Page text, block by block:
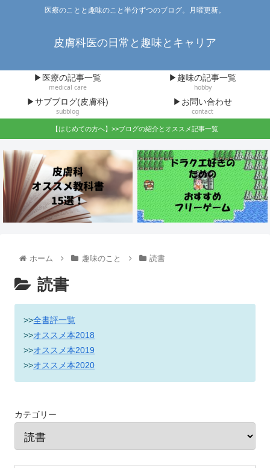
医療のことと趣味のこと半分ずつのブログ。月曜更新。
皮膚科医の日常と趣味とキャリア
▶医療の記事一覧
medical care
▶趣味の記事一覧
hobby
▶サブブログ(皮膚科)
subblog
▶お問い合わせ
contact
【はじめての方へ】>>ブログの紹介とオススメ記事一覧
ホーム 趣味のこと 読書
読書
>>全書評一覧
>>オススメ本2018
>>オススメ本2019
>>オススメ本2020
カテゴリー